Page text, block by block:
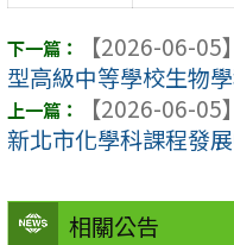
相關公告
【2026-06-05】
型高級中等學校生物
【2026-06-05】
新北市化學科課程發